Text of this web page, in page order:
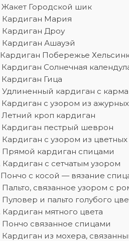
Жакет Городской шик
Кардиган Мария
Кардиган Дроу
Кардиган Ашауэй
Кардиган Побережье
Кардиган Солнечная
Кардиган Гица
Удлиненный кардиган с
Кардиган с узором из ажурных
Летний кроп кардиган
Кардиган пестрый шеврон
Кардиган с узором из
Прямой кардиган спицами
Кардиган с сетчатым узором
Пончо с косой — вязание
Пальто, связанное узором с
Пуловер и пальто голубого
Кардиган мятного цвета
Пончо связанное спицами
Кардиган из мохера,